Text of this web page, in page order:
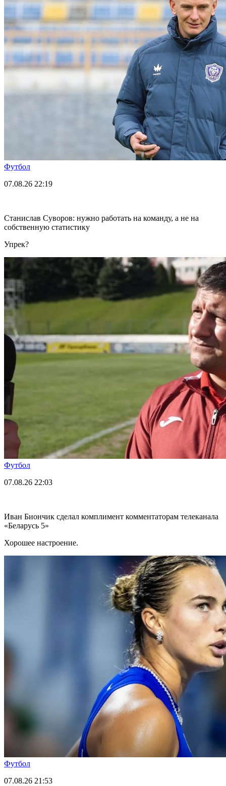
Футбол
07.08.26 22:19
Станислав Суворов: нужно работать на команду, а не на
собственную статистику
Упрек?
Футбол
07.08.26 22:03
Иван Биончик сделал комплимент комментаторам телеканала
«Беларусь 5»
Хорошее настроение.
Футбол
07.08.26 21:53